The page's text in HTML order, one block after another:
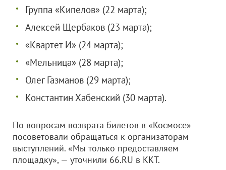
Группа «Кипелов» (22 марта);
Алексей Щербаков (23 марта);
«Квартет И» (24 марта);
«Мельница» (28 марта);
Олег Газманов (29 марта);
Константин Хабенский (30 марта).
По вопросам возврата билетов в «Космосе»
посоветовали обращаться к организаторам
выступлений. «Мы только предоставляем
площадку», — уточнили 66.RU в ККТ.